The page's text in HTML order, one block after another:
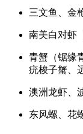
三文鱼、金
南美白对虾
青蟹（锯缘
疣梭子蟹、
澳洲龙虾、
东风螺、花